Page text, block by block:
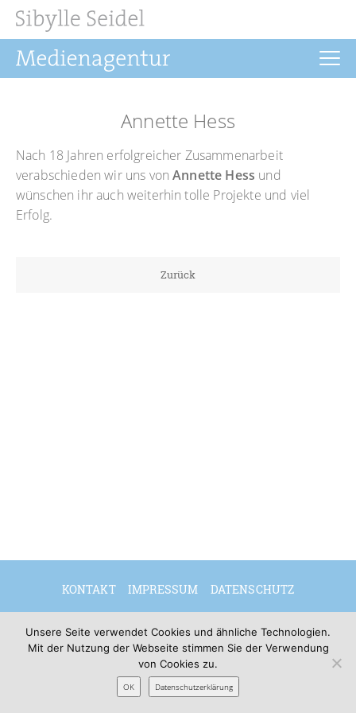
Aktuelles
Drehbuch
Regie
Buchprojekte
Annette Hess
Nach 18 Jahren erfolgreicher Zusammenarbeit
verabschieden wir uns vonAnnette Hess und
wünschen ihr auch weiterhin tolle Projekte und viel
Erfolg.
Zurück
© 2026 Sibylle Seidel
KONTAKT IMPRESSUM DATENSCHUTZ
DEUTSCH ENGLISH
Unsere Seite verwendet Cookies und ähnliche Technologien.
Mit der Nutzung der Webseite stimmen Sie der Verwendung
von Cookies zu.
OK Datenschutzerklärung